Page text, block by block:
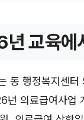
교육에
동 행정복지센터
년 의료급여사업